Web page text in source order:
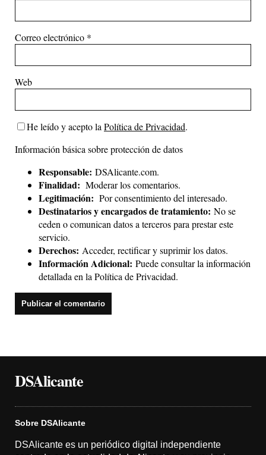
Correo electrónico *
Web
He leído y acepto laPolítica de Privacidad.
Información básica sobre protección de datos
Responsable: DSAlicante.com.
Finalidad: Moderar los comentarios.
Legitimación: Por consentimiento del interesado.
Destinatarios y encargados de tratamiento: No se
ceden o comunican datos a terceros para prestar este
servicio.
Derechos: Acceder, rectificar y suprimir los datos.
Información Adicional: Puede consultar la información
detallada en laPolítica de Privacidad.
DSAlicante
Sobre DSAlicante
DSAlicante es un periódico digital independiente